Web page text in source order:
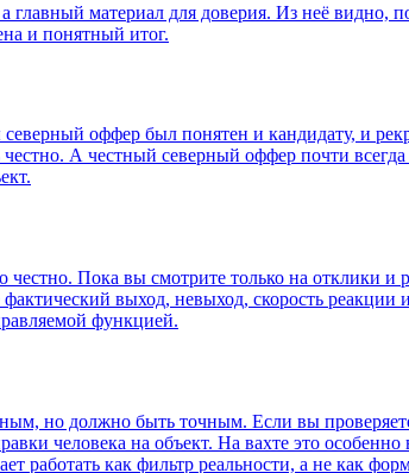
материал для доверия. Из неё видно,
и понятный итог.
оффер был понятен и кандидату, и
А честный северный оффер почти
Пока вы смотрите только на отклики
выход, невыход, скорость
функцией.
но должно быть точным. Если вы
человека на объект. На вахте это
как фильтр реальности, а не как